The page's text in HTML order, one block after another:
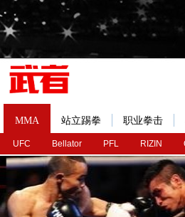
MMA
UFC Bellator PFL RIZIN
站立踢拳 职业拳击